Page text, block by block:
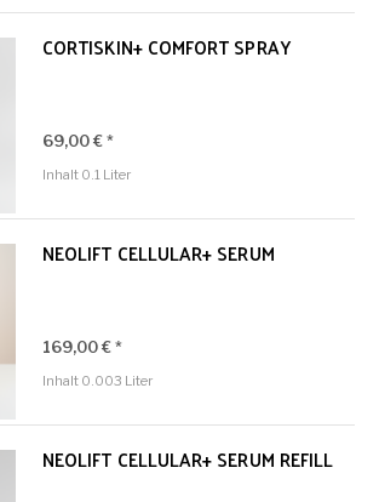
CORTISKIN+ COMFORT SPRAY
69,00 € *
Inhalt 0.1 Liter
NEOLIFT CELLULAR+ SERUM
169,00 € *
Inhalt 0.003 Liter
NEOLIFT CELLULAR+ SERUM REFILL